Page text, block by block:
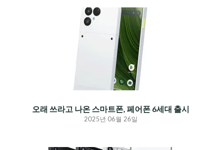
오래 쓰라고 나온 스마트폰, 페어폰 6세대 출시
2025년 06월 26일